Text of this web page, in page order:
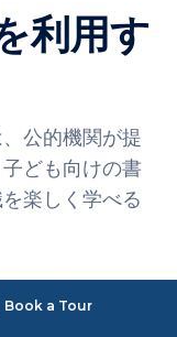
利用す
公的機関が提
ども向けの書
楽しく学べる
Book a Tour